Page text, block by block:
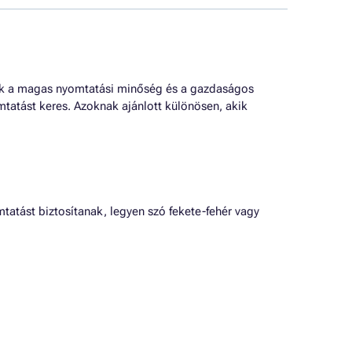
magas nyomtatási minőség és a gazdaságos
keres. Azoknak ajánlott különösen, akik
biztosítanak, legyen szó fekete-fehér vagy